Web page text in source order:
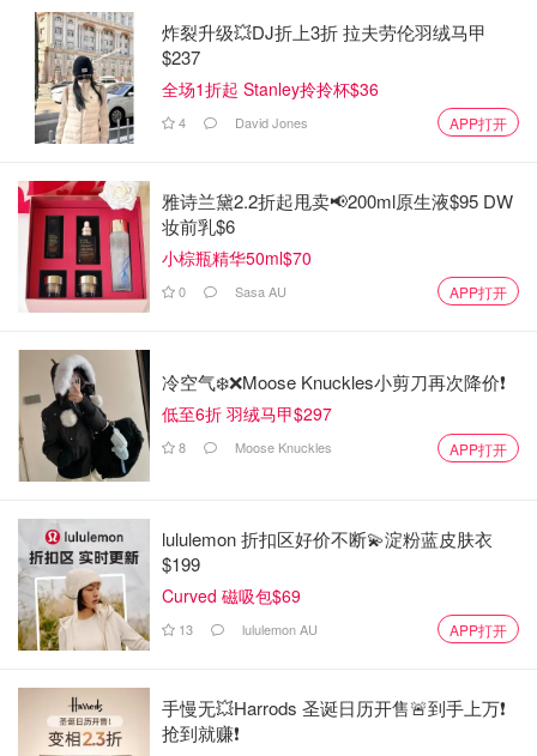
图片来自新闻截图，版权属原作者
虽然他没有确凿的证据证明这种饮食方法是有效的，除了声
称体重计的读数在大多数日子里减少了，但Maginnis已经享
至出现在电视节目中，与Carson Daly和Sheinelle Jones讨
论他的减肥。
Maginnis说，他已经与几位心脏病专家讨论了他的新饮食，
有些人 "喜欢"，有些人 "讨厌"。
他鼓励反对他的麦当劳饮食的人在TikTok上关注他的饮食，
自己看结果。
炸裂升级💥DJ折上3折 拉夫劳伦羽绒马甲
$237
全场1折起 Stanley拎拎杯$36
4 David Jones APP打开
雅诗兰黛2.2折起甩卖📢200ml原生液$95 DW
妆前乳$6
小棕瓶精华50ml$70
0 Sasa AU APP打开
冷空气❄️❌️Moose Knuckles小剪刀再次降价❗️
低至6折 羽绒马甲$297
8 Moose Knuckles APP打开
lululemon 折扣区好价不断💫淀粉蓝皮肤衣
$199
Curved 磁吸包$69
13 lululemon AU APP打开
手慢无💥Harrods 圣诞日历开售🚨到手上万❗️
抢到就赚❗️